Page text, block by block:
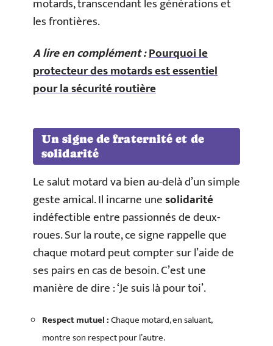
motards, transcendant les générations et
les frontières.
A lire en complément :Pourquoi le
protecteur des motards est essentiel
pour la sécurité routière
Un signe de fraternité et de
solidarité
Le salut motard va bien au-delà d’un simple
geste amical. Il incarne unesolidarité
indéfectible entre passionnés de deux-
roues. Sur la route, ce signe rappelle que
chaque motard peut compter sur l’aide de
ses pairs en cas de besoin. C’est une
manière de dire : ‘Je suis là pour toi’.
Respect mutuel :Chaque motard, en saluant,
montre son respect pour l’autre.